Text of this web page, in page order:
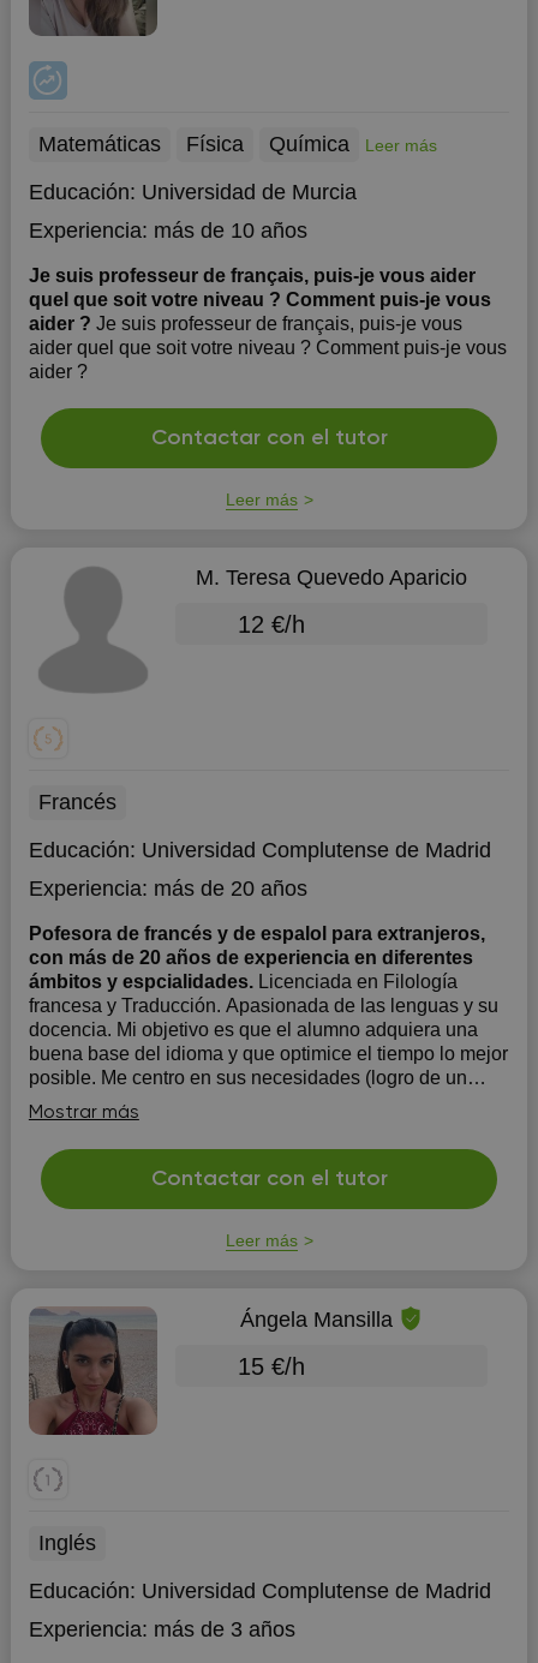
Matemáticas Física Química Leer más
Educación: Universidad de Murcia
Experiencia: más de 10 años
Je suis professeur de français, puis-je vous aider
quel que soit votre niveau ? Comment puis-je vous
aider ? Je suis professeur de français, puis-je vous
aider quel que soit votre niveau ? Comment puis-je vous
aider ?
Contactar con el tutor
Leer más
M. Teresa Quevedo Aparicio
12 €/h
Francés
Educación: Universidad Complutense de Madrid
Experiencia: más de 20 años
Pofesora de francés y de espalol para extranjeros,
con más de 20 años de experiencia en diferentes
ámbitos y espcialidades. Licenciada en Filología
francesa y Traducción. Apasionada de las lenguas y su
docencia. Mi objetivo es que el alumno adquiera una
buena base del idioma y que optimice el tiempo lo mejor
posible. Me centro en sus necesidades (logro de un
diploma, desenvolverse en un país francófocono, ser
capaz de in...
Mostrar más
Contactar con el tutor
Leer más
Ángela Mansilla
15 €/h
Inglés
Educación: Universidad Complutense de Madrid
Experiencia: más de 3 años